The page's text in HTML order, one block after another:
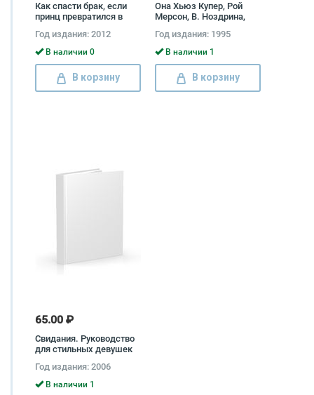
Как спасти брак, если
принц превратился в
Год издания: 2012
В наличии 0
В корзину
Она Хьюз Купер, Рой
Мерсон, В. Ноздрина,
Год издания: 1995
В наличии 1
В корзину
65.00 ₽
Свидания. Руководство
для стильных девушек
Год издания: 2006
В наличии 1